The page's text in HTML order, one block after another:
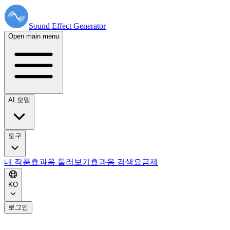
Sound Effect Generator
Open main menu
AI 모델
도구
내 작품효과음 둘러보기 효과음 검색 요금제
KO
로그인